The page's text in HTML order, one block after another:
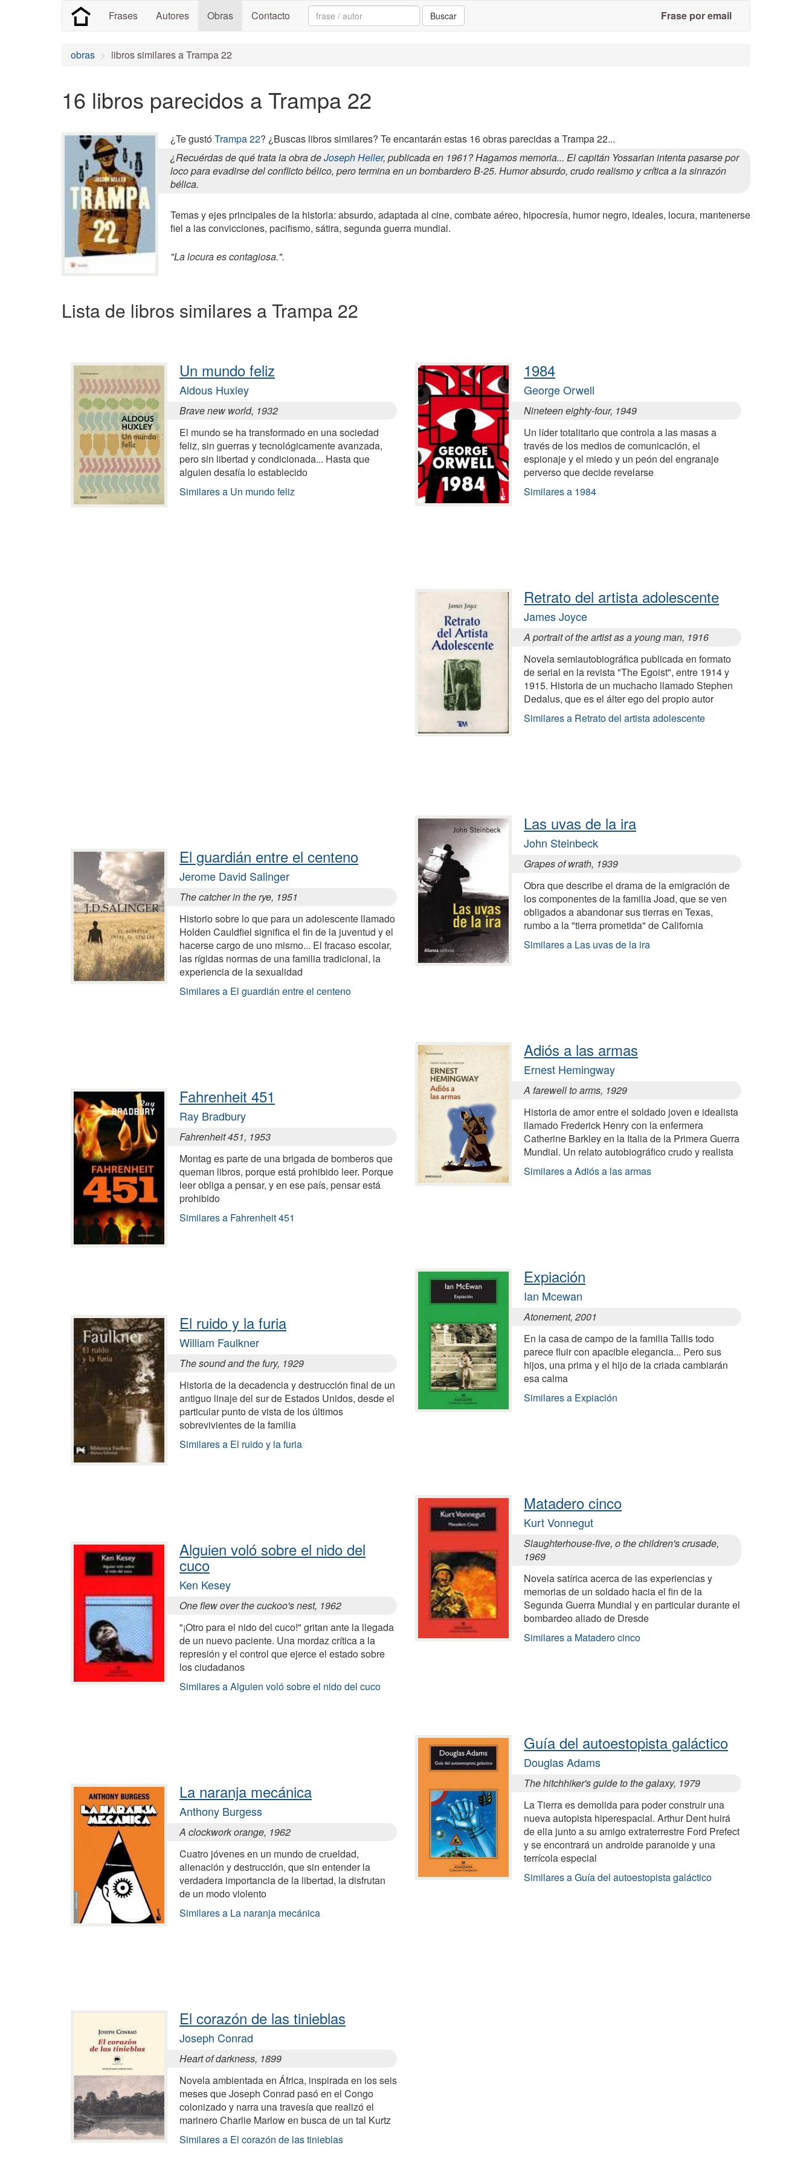
Frases Autores Obras Contacto Search: Buscar Frase por email
obras libros similares a Trampa 22
16 libros parecidos a Trampa 22
¿Te gustóTrampa 22? ¿Buscas libros similares? Te encantarán estas 16 obras parecidas a Trampa 22...
¿Recuérdas de qué trata la obra deJoseph Heller, publicada en 1961? Hagamos memoria... El capitán Yossarian intenta pasarse por
loco para evadirse del conflicto bélico, pero termina en un bombardero B-25. Humor absurdo, crudo realismo y crítica a la sinrazón
bélica.
Temas y ejes principales de la historia: absurdo, adaptada al cine, combate aéreo, hipocresía, humor negro, ideales, locura, mantenerse
fiel a las convicciones, pacifismo, sátira, segunda guerra mundial.
"La locura es contagiosa.".
Lista de libros similares a Trampa 22
Un mundo feliz
Aldous Huxley
Brave new world, 1932
El mundo se ha transformado en una sociedad
feliz, sin guerras y tecnológicamente avanzada,
pero sin libertad y condicionada... Hasta que
alguien desafía lo establecido
Similares a Un mundo feliz
El guardián entre el centeno
Jerome David Salinger
The catcher in the rye, 1951
Historio sobre lo que para un adolescente llamado
Holden Cauldfiel significa el fin de la juventud y el
hacerse cargo de uno mismo... El fracaso escolar,
las rígidas normas de una familia tradicional, la
experiencia de la sexualidad
Similares a El guardián entre el centeno
Fahrenheit 451
Ray Bradbury
Fahrenheit 451, 1953
Montag es parte de una brigada de bomberos que
queman libros, porque está prohibido leer. Porque
leer obliga a pensar, y en ese país, pensar está
prohibido
Similares a Fahrenheit 451
El ruido y la furia
William Faulkner
The sound and the fury, 1929
Historia de la decadencia y destrucción final de un
antiguo linaje del sur de Estados Unidos, desde el
particular punto de vista de los últimos
sobrevivientes de la familia
Similares a El ruido y la furia
Alguien voló sobre el nido del
cuco
Ken Kesey
One flew over the cuckoo's nest, 1962
"¡Otro para el nido del cuco!" gritan ante la llegada
de un nuevo paciente. Una mordaz crítica a la
represión y el control que ejerce el estado sobre
los ciudadanos
Similares a Alguien voló sobre el nido del cuco
La naranja mecánica
Anthony Burgess
A clockwork orange, 1962
Cuatro jóvenes en un mundo de crueldad,
alienación y destrucción, que sin entender la
verdadera importancia de la libertad, la disfrutan
de un modo violento
Similares a La naranja mecánica
El corazón de las tinieblas
Joseph Conrad
Heart of darkness, 1899
Novela ambientada en África, inspirada en los seis
meses que Joseph Conrad pasó en el Congo
colonizado y narra una travesía que realizó el
marinero Charlie Marlow en busca de un tal Kurtz
Similares a El corazón de las tinieblas
1984
George Orwell
Nineteen eighty-four, 1949
Un líder totalitario que controla a las masas a
través de los medios de comunicación, el
espionaje y el miedo y un peón del engranaje
perverso que decide revelarse
Similares a 1984
Retrato del artista adolescente
James Joyce
A portrait of the artist as a young man, 1916
Novela semiautobiográfica publicada en formato
de serial en la revista "The Egoist", entre 1914 y
1915. Historia de un muchacho llamado Stephen
Dedalus, que es el álter ego del propio autor
Similares a Retrato del artista adolescente
Las uvas de la ira
John Steinbeck
Grapes of wrath, 1939
Obra que describe el drama de la emigración de
los componentes de la familia Joad, que se ven
obligados a abandonar sus tierras en Texas,
rumbo a la "tierra prometida" de California
Similares a Las uvas de la ira
Adiós a las armas
Ernest Hemingway
A farewell to arms, 1929
Historia de amor entre el soldado joven e idealista
llamado Frederick Henry con la enfermera
Catherine Barkley en la Italia de la Primera Guerra
Mundial. Un relato autobiográfico crudo y realista
Similares a Adiós a las armas
Expiación
Ian Mcewan
Atonement, 2001
En la casa de campo de la familia Tallis todo
parece fluir con apacible elegancia... Pero sus
hijos, una prima y el hijo de la criada cambiarán
esa calma
Similares a Expiación
Matadero cinco
Kurt Vonnegut
Slaughterhouse-five, o the children's crusade,
1969
Novela satírica acerca de las experiencias y
memorias de un soldado hacia el fin de la
Segunda Guerra Mundial y en particular durante el
bombardeo aliado de Dresde
Similares a Matadero cinco
Guía del autoestopista galáctico
Douglas Adams
The hitchhiker's guide to the galaxy, 1979
La Tierra es demolida para poder construir una
nueva autopista hiperespacial. Arthur Dent huirá
de ella junto a su amigo extraterrestre Ford Prefect
y se encontrará un androide paranoide y una
terrícola especial
Similares a Guía del autoestopista galáctico